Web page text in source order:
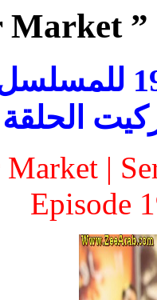
Market
مسلسل سوبر ماركيت
الحلقة 19
Market |
Episode